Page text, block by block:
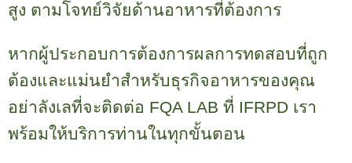
สูง ตามโจทย์วิจัยด้านอาหารที่ต้องการ
หากผู้ประกอบการต้องการผลการทดสอบที่ถูก
ต้องและแม่นยำสำหรับธุรกิจอาหารของคุณ
อย่าลังเลที่จะติดต่อ FQA LAB ที่ IFRPD เรา
พร้อมให้บริการท่านในทุกขั้นตอน